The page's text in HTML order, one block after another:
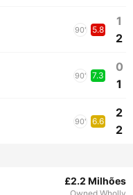
90' 5.8
1
2
90' 7.3
0
1
90' 6.6
2
2
£2.2 Milhões